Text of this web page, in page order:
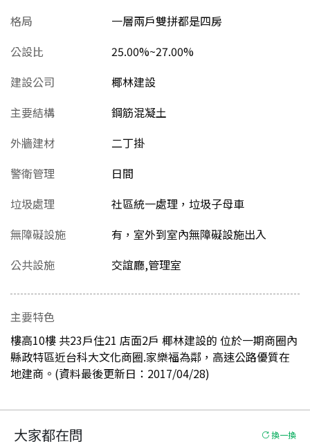
格局
一層兩戶雙拼都是四房
公設比
25.00%~27.00%
建設公司
椰林建設
主要結構
鋼筋混凝土
外牆建材
二丁掛
警衛管理
日間
垃圾處理
社區統一處理，垃圾子母車
無障礙設施
有，室外到室內無障礙設施出入
公共設施
交誼廳,管理室
主要特色
樓高10樓 共23戶住21 店面2戶 椰林建設的 位於一期商圈內
縣政特區近台科大文化商圈.家樂福為鄰，高速公路優質在
地建商。(資料最後更新日：2017/04/28)
大家都在問 換一換